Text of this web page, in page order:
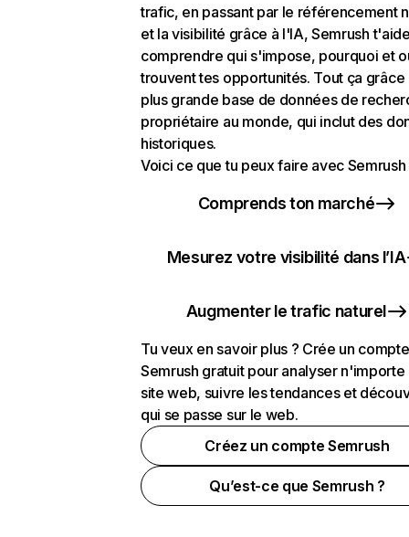
trafic, en passant par le référencement
et la visibilité grâce à l'IA, Semrush
comprendre qui s'impose, pourquoi et
trouvent tes opportunités. Tout ça grâce
plus grande base de données de
propriétaire au monde, qui inclut des
historiques.
Voici ce que tu peux faire avec Semrush
Comprends ton marché
Mesurez votre visibilité dans l’IA
Augmenter le trafic naturel
Tu veux en savoir plus ? Crée un compte
Semrush gratuit pour analyser n'importe
site web, suivre les tendances et
qui se passe sur le web.
Créez un compte Semrush
Qu’est-ce que Semrush ?